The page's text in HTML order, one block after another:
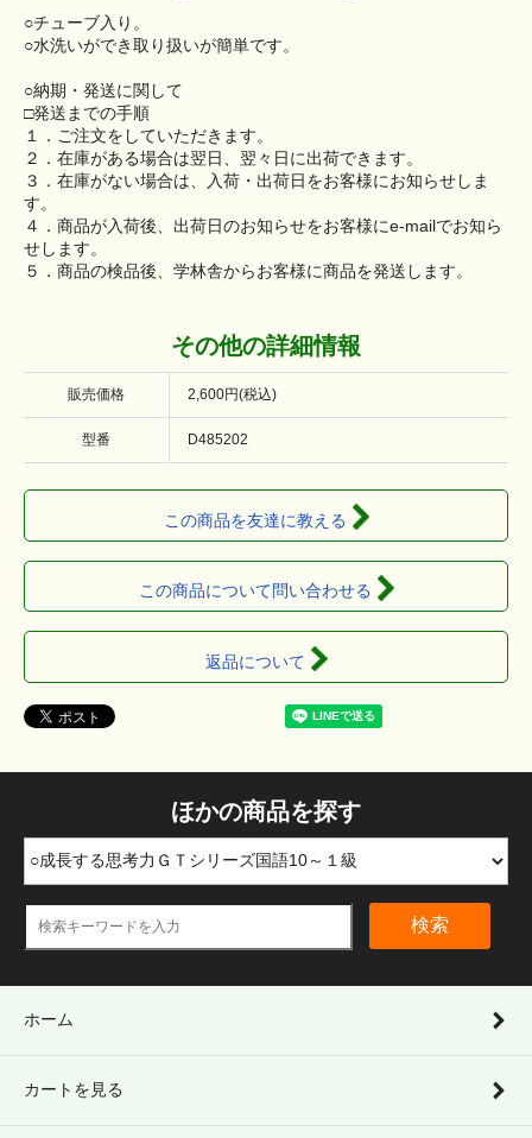
○チューブ入り。
○水洗いができ取り扱いが簡単です。
○納期・発送に関して
□発送までの手順
１．ご注文をしていただきます。
２．在庫がある場合は翌日、翌々日に出荷できます。
３．在庫がない場合は、入荷・出荷日をお客様にお知らせしま
す。
４．商品が入荷後、出荷日のお知らせをお客様にe-mailでお知ら
せします。
５．商品の検品後、学林舎からお客様に商品を発送します。
その他の詳細情報
販売価格 2,600円(税込)
型番 D485202
この商品を友達に教える
この商品について問い合わせる
返品について
ほかの商品を探す
検索
ホーム
カートを見る